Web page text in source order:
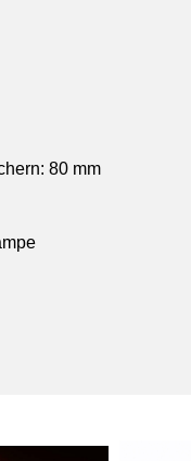
80 mm